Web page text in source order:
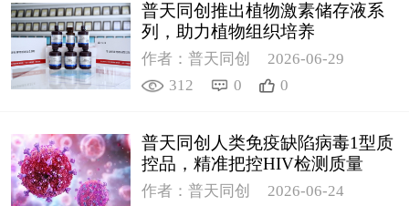
普天同创推出植物激素储存液系
列，助力植物组织培养
作者：普天同创
2026-06-29
312
0 0
普天同创人类免疫缺陷病毒1型质
控品，精准把控HIV检测质量
作者：普天同创
2026-06-24